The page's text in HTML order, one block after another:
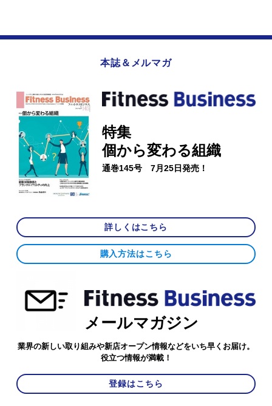
本誌＆メルマガ
特集
個から変わる組織
通巻145号 7月25日発売！
詳しくはこちら
購入方法はこちら
メールマガジン
業界の新しい取り組みや新店オープン情報などをいち早くお届け。
役立つ情報が満載！
登録はこちら